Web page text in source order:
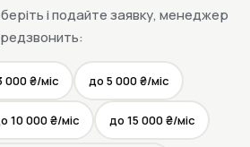
і подайте заявку, менеджер
000 ₴/міс до 5 000 ₴/міс
10 000 ₴/міс до 15 000 ₴/міс